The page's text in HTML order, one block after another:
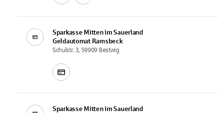
Sparkasse Mitten im Sauerland
Geldautomat Ramsbeck
Schulstr. 3, 59909 Bestwig
Sparkasse Mitten im Sauerland